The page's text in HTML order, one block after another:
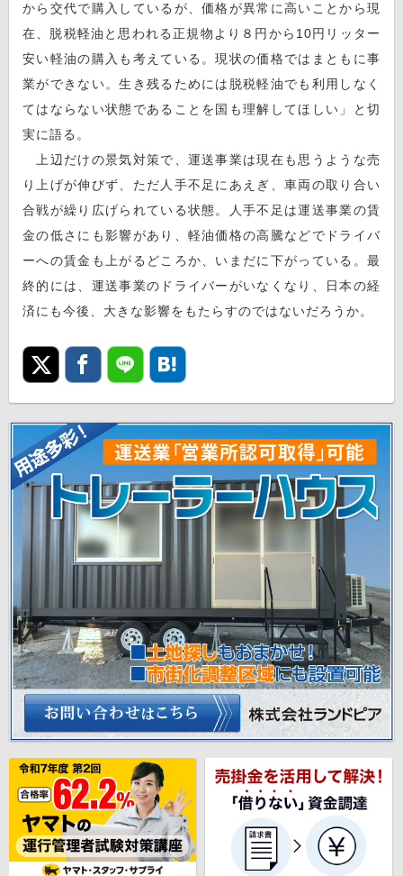
から交代で購入しているが、価格が異常に高いことから現
在、脱税軽油と思われる正規物より８円から10円リッター
安い軽油の購入も考えている。現状の価格ではまともに事
業ができない。生き残るためには脱税軽油でも利用しなく
てはならない状態であることを国も理解してほしい」と切
実に語る。
上辺だけの景気対策で、運送事業は現在も思うような売
り上げが伸びず、ただ人手不足にあえぎ、車両の取り合い
合戦が繰り広げられている状態。人手不足は運送事業の賃
金の低さにも影響があり、軽油価格の高騰などでドライバ
ーへの賃金も上がるどころか、いまだに下がっている。最
終的には、運送事業のドライバーがいなくなり、日本の経
済にも今後、大きな影響をもたらすのではないだろうか。